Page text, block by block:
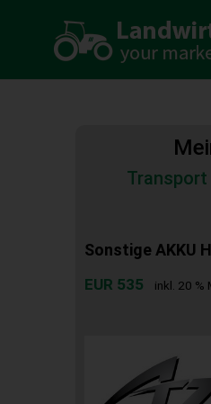
Transport
Sonstige AKKU
EUR 535 inkl. 20 %